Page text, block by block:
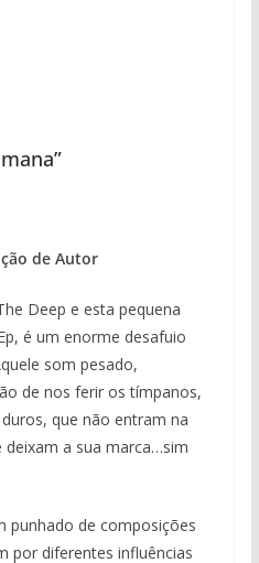
de Autor
Deep e esta pequena
é um enorme desafuio
som pesado,
de nos ferir os tímpanos,
que não entram na
deixam a sua marca…sim
punhado de composições
por diferentes influências